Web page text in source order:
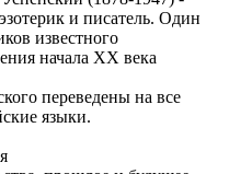
и писатель. Один
известного
начала XX века
переведены на все
языки.